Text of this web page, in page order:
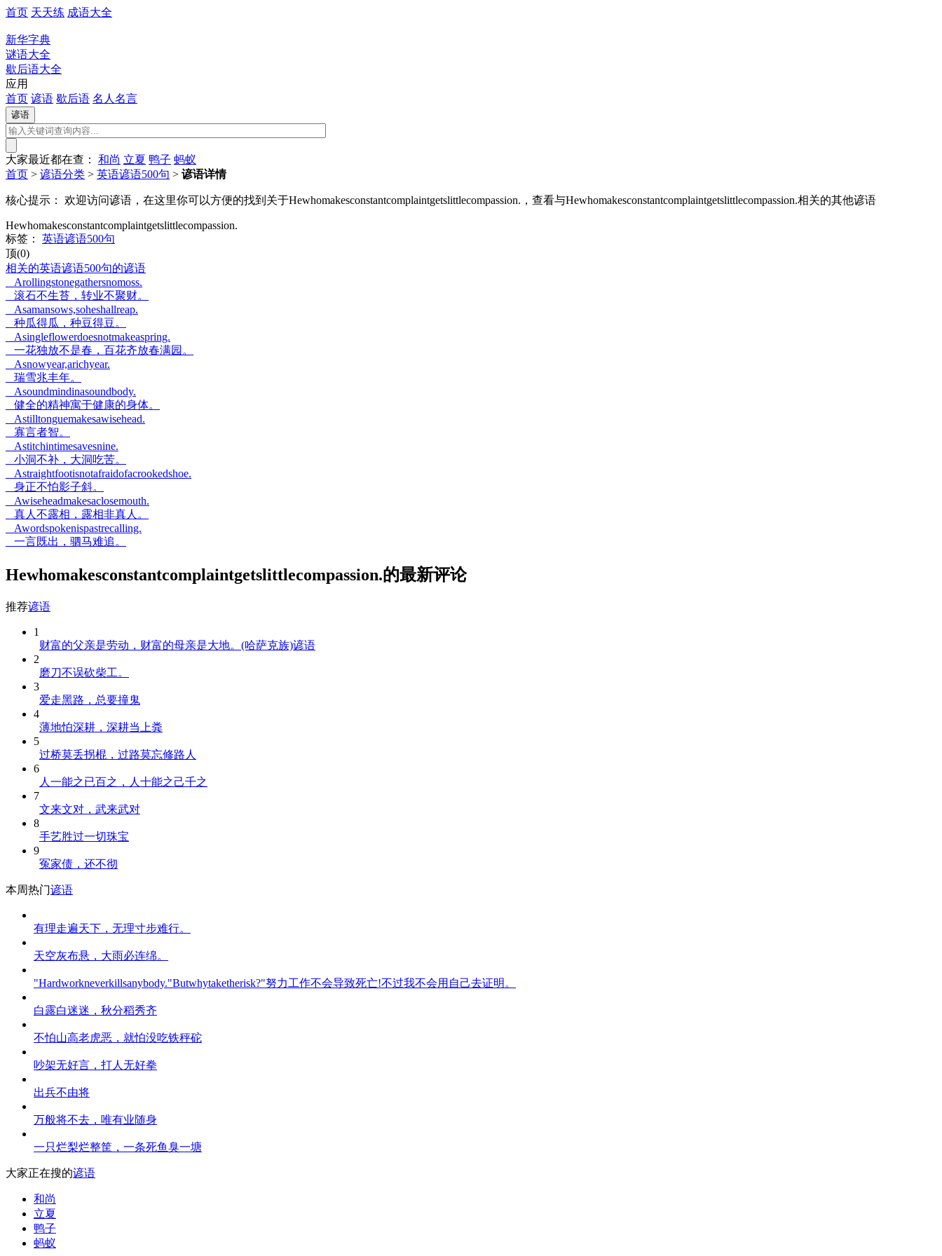
首页 天天练 成语大全
新华字典
谜语大全
歇后语大全
应用
首页 谚语 歇后语 名人名言
大家最近都在查： 和尚 立夏 鸭子 蚂蚁
首页 > 谚语分类 > 英语谚语500句 > 谚语详情
核心提示： 欢迎访问谚语，在这里你可以方便的找到关于Hewhomakesconstantcomplaintgetslittlecompassion.，查看与Hewhomakesconstantcomplaintgetslittlecompassion.相关的其他谚语
Hewhomakesconstantcomplaintgetslittlecompassion.
标签：
英语谚语500句
顶(0)
相关的英语谚语500句的谚语
Arollingstonegathersnomoss.
滚石不生苔，转业不聚财。
Asamansows,soheshallreap.
种瓜得瓜，种豆得豆。
Asingleflowerdoesnotmakeaspring.
一花独放不是春，百花齐放春满园。
Asnowyear,arichyear.
瑞雪兆丰年。
Asoundmindinasoundbody.
健全的精神寓于健康的身体。
Astilltonguemakesawisehead.
寡言者智。
Astitchintimesavesnine.
小洞不补，大洞吃苦。
Astraightfootisnotafraidofacrookedshoe.
身正不怕影子斜。
Awiseheadmakesaclosemouth.
真人不露相，露相非真人。
Awordspokenispastrecalling.
一言既出，驷马难追。
Hewhomakesconstantcomplaintgetslittlecompassion.的最新评论
推荐谚语
1
财富的父亲是劳动，财富的母亲是大地。(哈萨克族)谚语
2
磨刀不误砍柴工。
3
爱走黑路，总要撞鬼
4
薄地怕深耕，深耕当上粪
5
过桥莫丢拐棍，过路莫忘修路人
6
人一能之已百之，人十能之己千之
7
文来文对，武来武对
8
手艺胜过一切珠宝
9
冤家债，还不彻
本周热门谚语
有理走遍天下，无理寸步难行。
天空灰布悬，大雨必连绵。
"Hardworkneverkillsanybody."Butwhytaketherisk?"努力工作不会导致死亡!不过我不会用自己去证明。
白露白迷迷，秋分稻秀齐
不怕山高老虎恶，就怕没吃铁秤砣
吵架无好言，打人无好拳
出兵不由将
万般将不去，唯有业随身
一只烂梨烂整筐，一条死鱼臭一塘
大家正在搜的谚语
和尚
立夏
鸭子
蚂蚁